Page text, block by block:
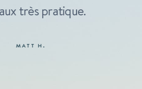
très pratique.
MATT H.